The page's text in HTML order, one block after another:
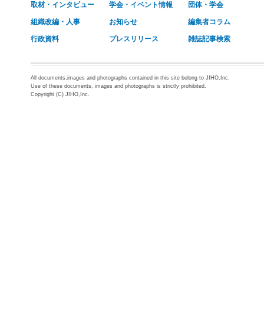
取材・インタビュー 学会・イベント情報 団体・学会
組織改編・人事 お知らせ 編集者コラム
行政資料 プレスリリース 雑誌記事検索
All documents,images and photographs contained in this site belong to JIHO,Inc.
Use of these documents, images and photographs is strictly prohibited.
Copyright (C) JIHO,Inc.